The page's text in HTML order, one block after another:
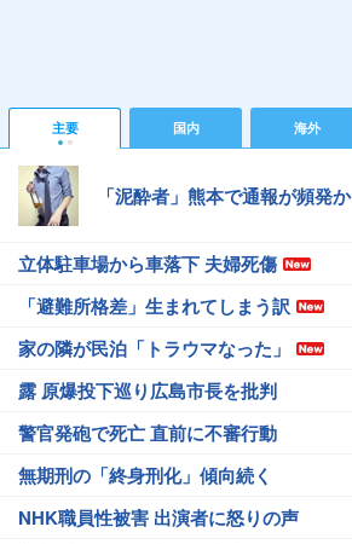
主要 国内 海外
「泥酔者」熊本で通報が頻発か
立体駐車場から車落下 夫婦死傷
「避難所格差」生まれてしまう訳
家の隣が民泊「トラウマなった」
露 原爆投下巡り広島市長を批判
警官発砲で死亡 直前に不審行動
無期刑の「終身刑化」傾向続く
NHK職員性被害 出演者に怒りの声